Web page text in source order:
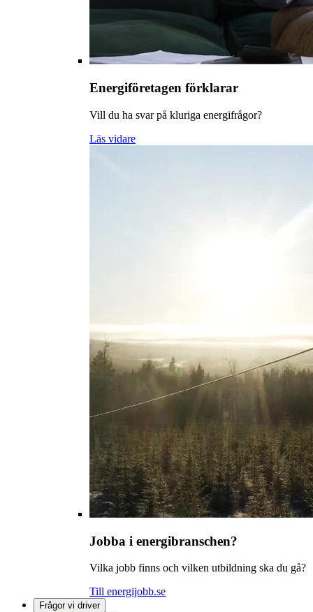
Energiföretagen förklarar
Vill du ha svar på kluriga energifrågor?
Läs vidare
Jobba i energibranschen?
Vilka jobb finns och vilken utbildning ska du gå?
Till energijobb.se
Frågor vi driver